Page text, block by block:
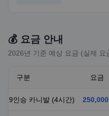
💰 요금 안내
2026년 기준 예상 요금 (실제 요
구분 요금
9인승 카니발 (4시간)